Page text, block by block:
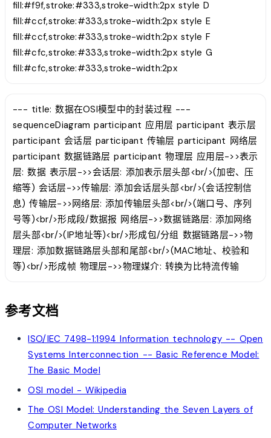
fill:#f9f,stroke:#333,stroke-width:2px style D
fill:#ccf,stroke:#333,stroke-width:2px style E
fill:#ccf,stroke:#333,stroke-width:2px style F
fill:#cfc,stroke:#333,stroke-width:2px style G
fill:#cfc,stroke:#333,stroke-width:2px
--- title: 数据在OSI模型中的封装过程 ---
sequenceDiagram participant 应用层 participant 表示层
participant 会话层 participant 传输层 participant 网络层
participant 数据链路层 participant 物理层 应用层->>表示
层: 数据 表示层->>会话层: 添加表示层头部<br/>(加密、压
缩等) 会话层->>传输层: 添加会话层头部<br/>(会话控制信
息) 传输层->>网络层: 添加传输层头部<br/>(端口号、序列
号等)<br/>形成段/数据报 网络层->>数据链路层: 添加网络
层头部<br/>(IP地址等)<br/>形成包/分组 数据链路层->>物
理层: 添加数据链路层头部和尾部<br/>(MAC地址、校验和
等)<br/>形成帧 物理层->>物理媒介: 转换为比特流传输
参考文档
ISO/IEC 7498-1:1994 Information technology -- Open
Systems Interconnection -- Basic Reference Model:
The Basic Model
OSI model - Wikipedia
The OSI Model: Understanding the Seven Layers of
Computer Networks